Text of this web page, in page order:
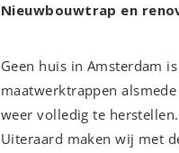
Nieuwbouwtrap en
Geen huis in Amsterdam
maatwerktrappen
weer volledig te
Uiteraard maken wij met